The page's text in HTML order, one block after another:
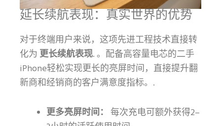
延长续航表现：真实世界的优势
对于终端用户来说，这项先进工程技术直接转
化为 更长续航表现. 。配备高容量电芯的二手
iPhone轻松实现更长的亮屏时间，直接提升翻
新商和经销商的客户满意度指标。.
更多亮屏时间： 每次充电可额外获得2–